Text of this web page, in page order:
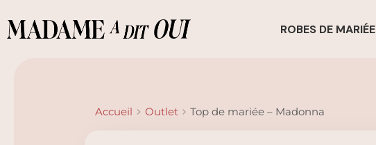
ROBES DE MARIÉE
Accueil Outlet Top de mariée – Madonna